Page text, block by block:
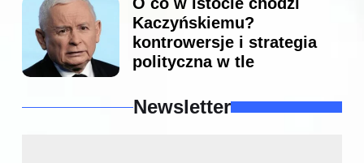
Kaczyńskiemu?
kontrowersje i strategia
polityczna w tle
Newsletter